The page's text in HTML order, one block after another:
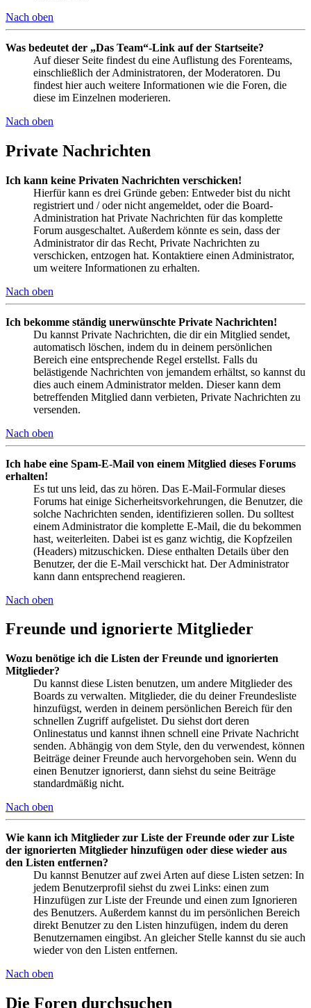
Nach oben
Was bedeutet der „Das Team“-Link auf der Startseite?
Auf dieser Seite findest du eine Auflistung des Forenteams,
einschließlich der Administratoren, der Moderatoren. Du
findest hier auch weitere Informationen wie die Foren, die
diese im Einzelnen moderieren.
Nach oben
Private Nachrichten
Ich kann keine Privaten Nachrichten verschicken!
Hierfür kann es drei Gründe geben: Entweder bist du nicht
registriert und / oder nicht angemeldet, oder die Board-
Administration hat Private Nachrichten für das komplette
Forum ausgeschaltet. Außerdem könnte es sein, dass der
Administrator dir das Recht, Private Nachrichten zu
verschicken, entzogen hat. Kontaktiere einen Administrator,
um weitere Informationen zu erhalten.
Nach oben
Ich bekomme ständig unerwünschte Private Nachrichten!
Du kannst Private Nachrichten, die dir ein Mitglied sendet,
automatisch löschen, indem du in deinem persönlichen
Bereich eine entsprechende Regel erstellst. Falls du
belästigende Nachrichten von jemandem erhältst, so kannst du
dies auch einem Administrator melden. Dieser kann dem
betreffenden Mitglied dann verbieten, Private Nachrichten zu
versenden.
Nach oben
Ich habe eine Spam-E-Mail von einem Mitglied dieses Forums
erhalten!
Es tut uns leid, das zu hören. Das E-Mail-Formular dieses
Forums hat einige Sicherheitsvorkehrungen, die Benutzer, die
solche Nachrichten senden, identifizieren sollen. Du solltest
einem Administrator die komplette E-Mail, die du bekommen
hast, weiterleiten. Dabei ist es ganz wichtig, die Kopfzeilen
(Headers) mitzuschicken. Diese enthalten Details über den
Benutzer, der die E-Mail verschickt hat. Der Administrator
kann dann entsprechend reagieren.
Nach oben
Freunde und ignorierte Mitglieder
Wozu benötige ich die Listen der Freunde und ignorierten
Mitglieder?
Du kannst diese Listen benutzen, um andere Mitglieder des
Boards zu verwalten. Mitglieder, die du deiner Freundesliste
hinzufügst, werden in deinem persönlichen Bereich für den
schnellen Zugriff aufgelistet. Du siehst dort deren
Onlinestatus und kannst ihnen schnell eine Private Nachricht
senden. Abhängig von dem Style, den du verwendest, können
Beiträge deiner Freunde auch hervorgehoben sein. Wenn du
einen Benutzer ignorierst, dann siehst du seine Beiträge
standardmäßig nicht.
Nach oben
Wie kann ich Mitglieder zur Liste der Freunde oder zur Liste
der ignorierten Mitglieder hinzufügen oder diese wieder aus
den Listen entfernen?
Du kannst Benutzer auf zwei Arten auf diese Listen setzen: In
jedem Benutzerprofil siehst du zwei Links: einen zum
Hinzufügen zur Liste der Freunde und einen zum Ignorieren
des Benutzers. Außerdem kannst du im persönlichen Bereich
direkt Benutzer zu den Listen hinzufügen, indem du deren
Benutzernamen eingibst. An gleicher Stelle kannst du sie auch
wieder von den Listen entfernen.
Nach oben
Die Foren durchsuchen